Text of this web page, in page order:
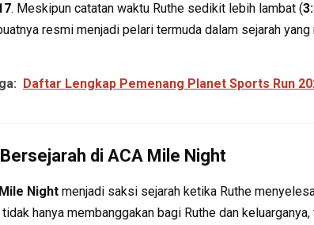
. Meskipun catatan waktu Ruthe sedikit lebih lambat (
resmi menjadi pelari termuda dalam sejarah
Daftar Lengkap Pemenang Planet Sports Run
di ACA Mile Night
Night menjadi saksi sejarah ketika Ruthe
hanya membanggakan bagi Ruthe dan